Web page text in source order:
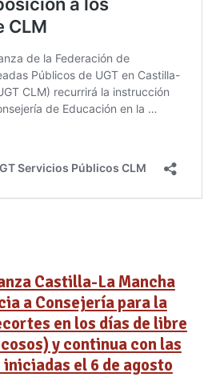
Castilla-La Mancha
a Consejería para la
en los días de libre
y continua con las
el 6 de agosto